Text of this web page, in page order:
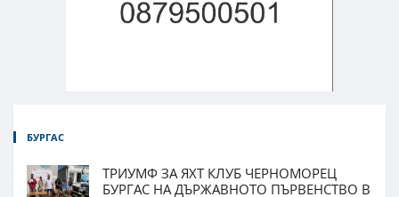
БУРГАС
ТРИУМФ ЗА ЯХТ КЛУБ ЧЕРНОМОРЕЦ
БУРГАС НА ДЪРЖАВНОТО ПЪРВЕНСТВО В